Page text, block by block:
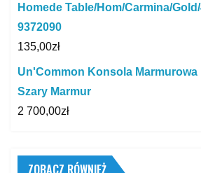
Homede Table/Hom/Carmina/
9372090
135,00zł
Un'Common Konsola Marmurowa
Szary Marmur
2 700,00zł